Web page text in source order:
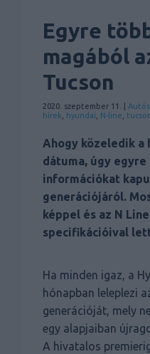
Egyre
magából
Tucson
2020. szeptember 11. |
hírek
hyundai N-line
Ahogy közeledik a
dátuma, úgy
információkat
generációjáról.
képpel és az N
specifikációival
Ha minden igaz, a
hónapban leleplezi
generációját, mely
egy alapjaiban
A hivatalos